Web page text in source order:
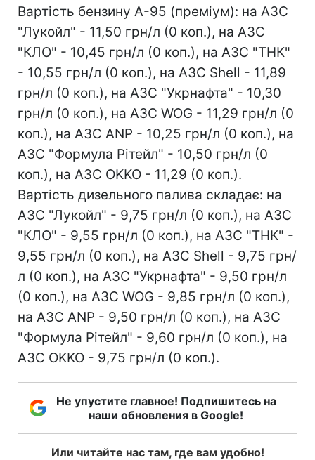
Вартість бензину А-95 (преміум): на АЗС
"Лукойл" - 11,50 грн/л (0 коп.), на АЗС
"КЛО" - 10,45 грн/л (0 коп.), на АЗС "ТНК"
- 10,55 грн/л (0 коп.), на АЗС Shell - 11,89
грн/л (0 коп.), на АЗС "Укрнафта" - 10,30
грн/л (0 коп.), на АЗС WOG - 11,29 грн/л (0
коп.), на АЗС ANP - 10,25 грн/л (0 коп.), на
АЗС "Формула Рітейл" - 10,50 грн/л (0
коп.), на АЗС OKKO - 11,29 (0 коп.).
Вартість дизельного палива складає: на
АЗС "Лукойл" - 9,75 грн/л (0 коп.), на АЗС
"КЛО" - 9,55 грн/л (0 коп.), на АЗС "ТНК" -
9,55 грн/л (0 коп.), на АЗС Shell - 9,75 грн/
л (0 коп.), на АЗС "Укрнафта" - 9,50 грн/л
(0 коп.), на АЗС WOG - 9,85 грн/л (0 коп.),
на АЗС ANP - 9,50 грн/л (0 коп.), на АЗС
"Формула Рітейл" - 9,60 грн/л (0 коп.), на
АЗС OKKO - 9,75 грн/л (0 коп.).
Не упустите главное! Подпишитесь на
наши обновления в Google!
Или читайте нас там, где вам удобно!